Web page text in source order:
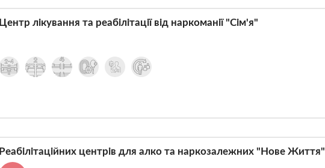
Центр лікування та реабілітації від наркоманії "Сім'я"
Реабілітаційних центрів для алко та наркозалежних "Нове Життя"